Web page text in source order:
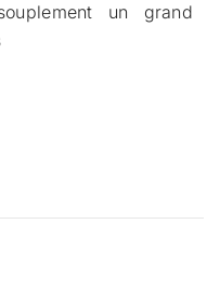
un grand